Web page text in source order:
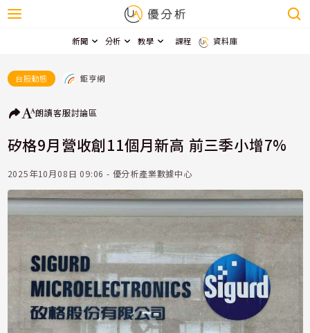
新聞 分析 教學 課程 資料庫
台股動態 鉅亨網
朗讀客服討論區
矽格9月營收創11個月新高 前三季小增7%
2025年10月08日 09:06 - 優分析產業數據中心